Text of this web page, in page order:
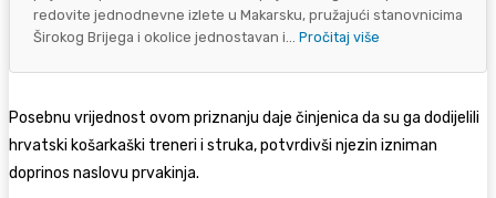
redovite jednodnevne izlete u Makarsku, pružajući stanovnicima
Širokog Brijega i okolice jednostavan i... Pročitaj više
Posebnu vrijednost ovom priznanju daje činjenica da su ga dodijelili
hrvatski košarkaški treneri i struka, potvrdivši njezin izniman
doprinos naslovu prvakinja.